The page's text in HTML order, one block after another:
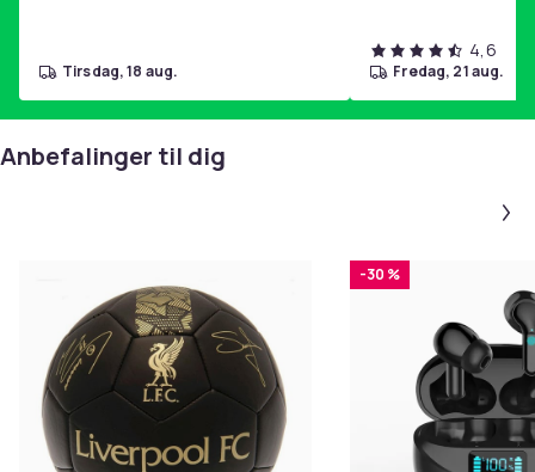
tirsdag, 18 aug.
4,6
fredag, 21 aug.
Anbefalinger til dig
-30 %